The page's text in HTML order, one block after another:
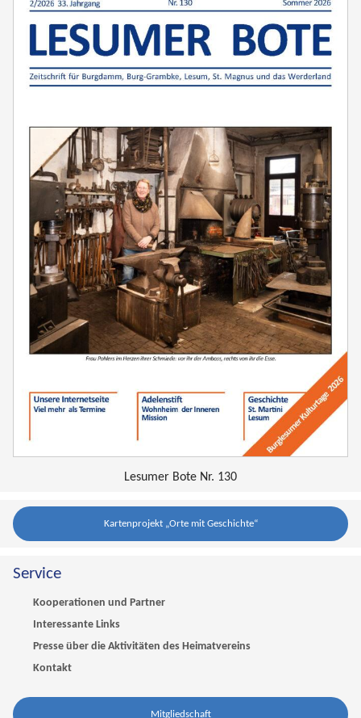
Lesumer Bote Nr. 130
Kartenprojekt „Orte mit Geschichte“
Service
Kooperationen und Partner
Interessante Links
Presse über die Aktivitäten des Heimatvereins
Kontakt
Mitgliedschaft